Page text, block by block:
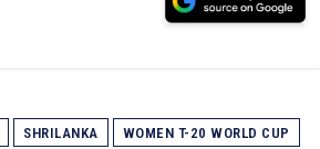
SHRILANKA WOMEN T-20 WORLD CUP